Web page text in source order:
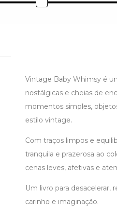
Vintage Baby Whimsy é
nostálgicas e cheias de
momentos simples,
estilo vintage.
Com traços limpos e
tranquila e prazerosa ao
cenas leves, afetivas e
Um livro para
carinho e imaginação.